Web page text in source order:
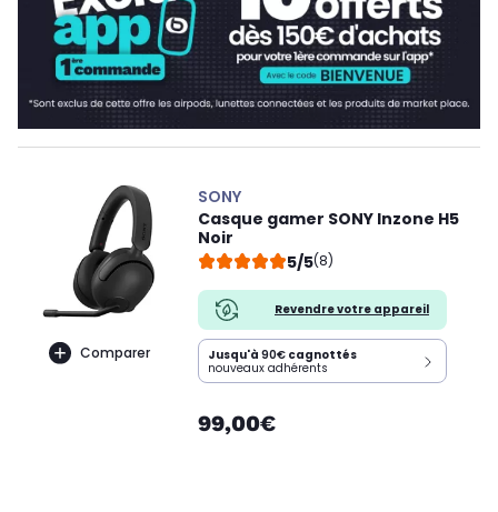
Comparer
SONY
Casque gamer SONY Inzone H5
Noir
5/5(8)
Revendre votre appareil
Jusqu'à 90€ cagnottés
nouveaux adhérents
99,00€